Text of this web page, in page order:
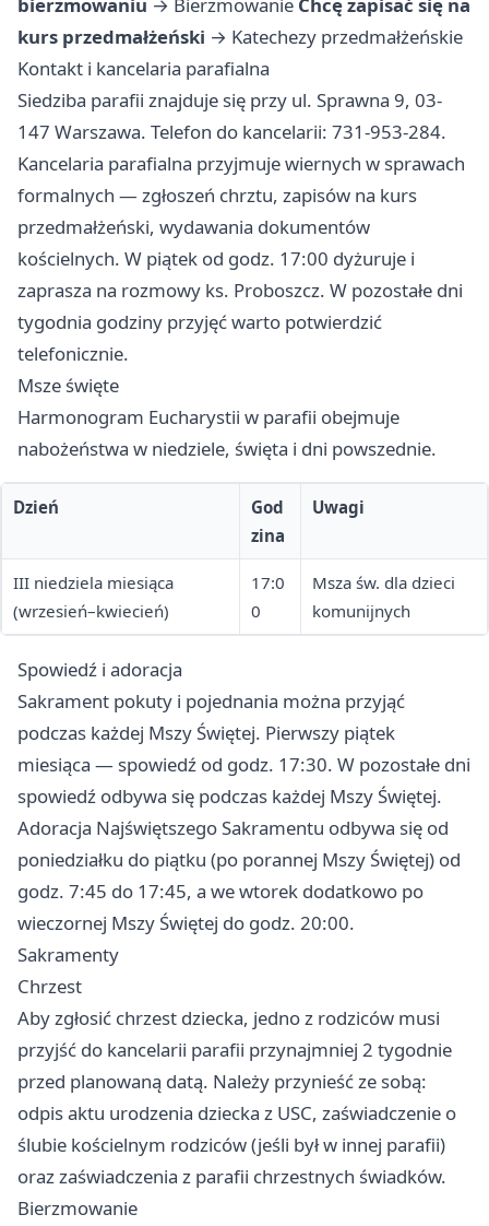
bierzmowaniu → Bierzmowanie Chcę zapisać się na
kurs przedmałżeński → Katechezy przedmałżeńskie
Kontakt i kancelaria parafialna
Siedziba parafii znajduje się przy ul. Sprawna 9, 03-
147 Warszawa. Telefon do kancelarii: 731-953-284.
Kancelaria parafialna przyjmuje wiernych w sprawach
formalnych — zgłoszeń chrztu, zapisów na kurs
przedmałżeński, wydawania dokumentów
kościelnych. W piątek od godz. 17:00 dyżuruje i
zaprasza na rozmowy ks. Proboszcz. W pozostałe dni
tygodnia godziny przyjęć warto potwierdzić
telefonicznie.
Msze święte
Harmonogram Eucharystii w parafii obejmuje
nabożeństwa w niedziele, święta i dni powszednie.
Dzień
God
zina
Uwagi
III niedziela miesiąca
(wrzesień–kwiecień)
17:0
0
Msza św. dla dzieci
komunijnych
Spowiedź i adoracja
Sakrament pokuty i pojednania można przyjąć
podczas każdej Mszy Świętej. Pierwszy piątek
miesiąca — spowiedź od godz. 17:30. W pozostałe dni
spowiedź odbywa się podczas każdej Mszy Świętej.
Adoracja Najświętszego Sakramentu odbywa się od
poniedziałku do piątku (po porannej Mszy Świętej) od
godz. 7:45 do 17:45, a we wtorek dodatkowo po
wieczornej Mszy Świętej do godz. 20:00.
Sakramenty
Chrzest
Aby zgłosić chrzest dziecka, jedno z rodziców musi
przyjść do kancelarii parafii przynajmniej 2 tygodnie
przed planowaną datą. Należy przynieść ze sobą:
odpis aktu urodzenia dziecka z USC, zaświadczenie o
ślubie kościelnym rodziców (jeśli był w innej parafii)
oraz zaświadczenia z parafii chrzestnych świadków.
Bierzmowanie